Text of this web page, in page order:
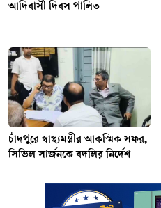
আদিবাসী দিবস পালিত
চাঁদপুরে স্বাস্থ্যমন্ত্রীর আকস্মিক সফর,
সিভিল সার্জনকে বদলির নির্দেশ